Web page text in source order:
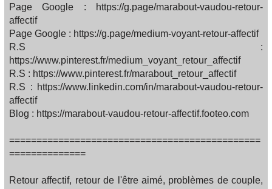
Page Google : https://g.page/marabout-vaudou-retour-
affectif
Page Google : https://g.page/medium-voyant-retour-affectif
R.S :
https://www.pinterest.fr/medium_voyant_retour_affectif
R.S : https://www.pinterest.fr/marabout_retour_affectif
R.S : https://www.linkedin.com/in/marabout-vaudou-retour-
affectif
Blog : https://marabout-vaudou-retour-affectif.footeo.com
==============================================
==============
Retour affectif, retour de l'être aimé, problèmes de couple,